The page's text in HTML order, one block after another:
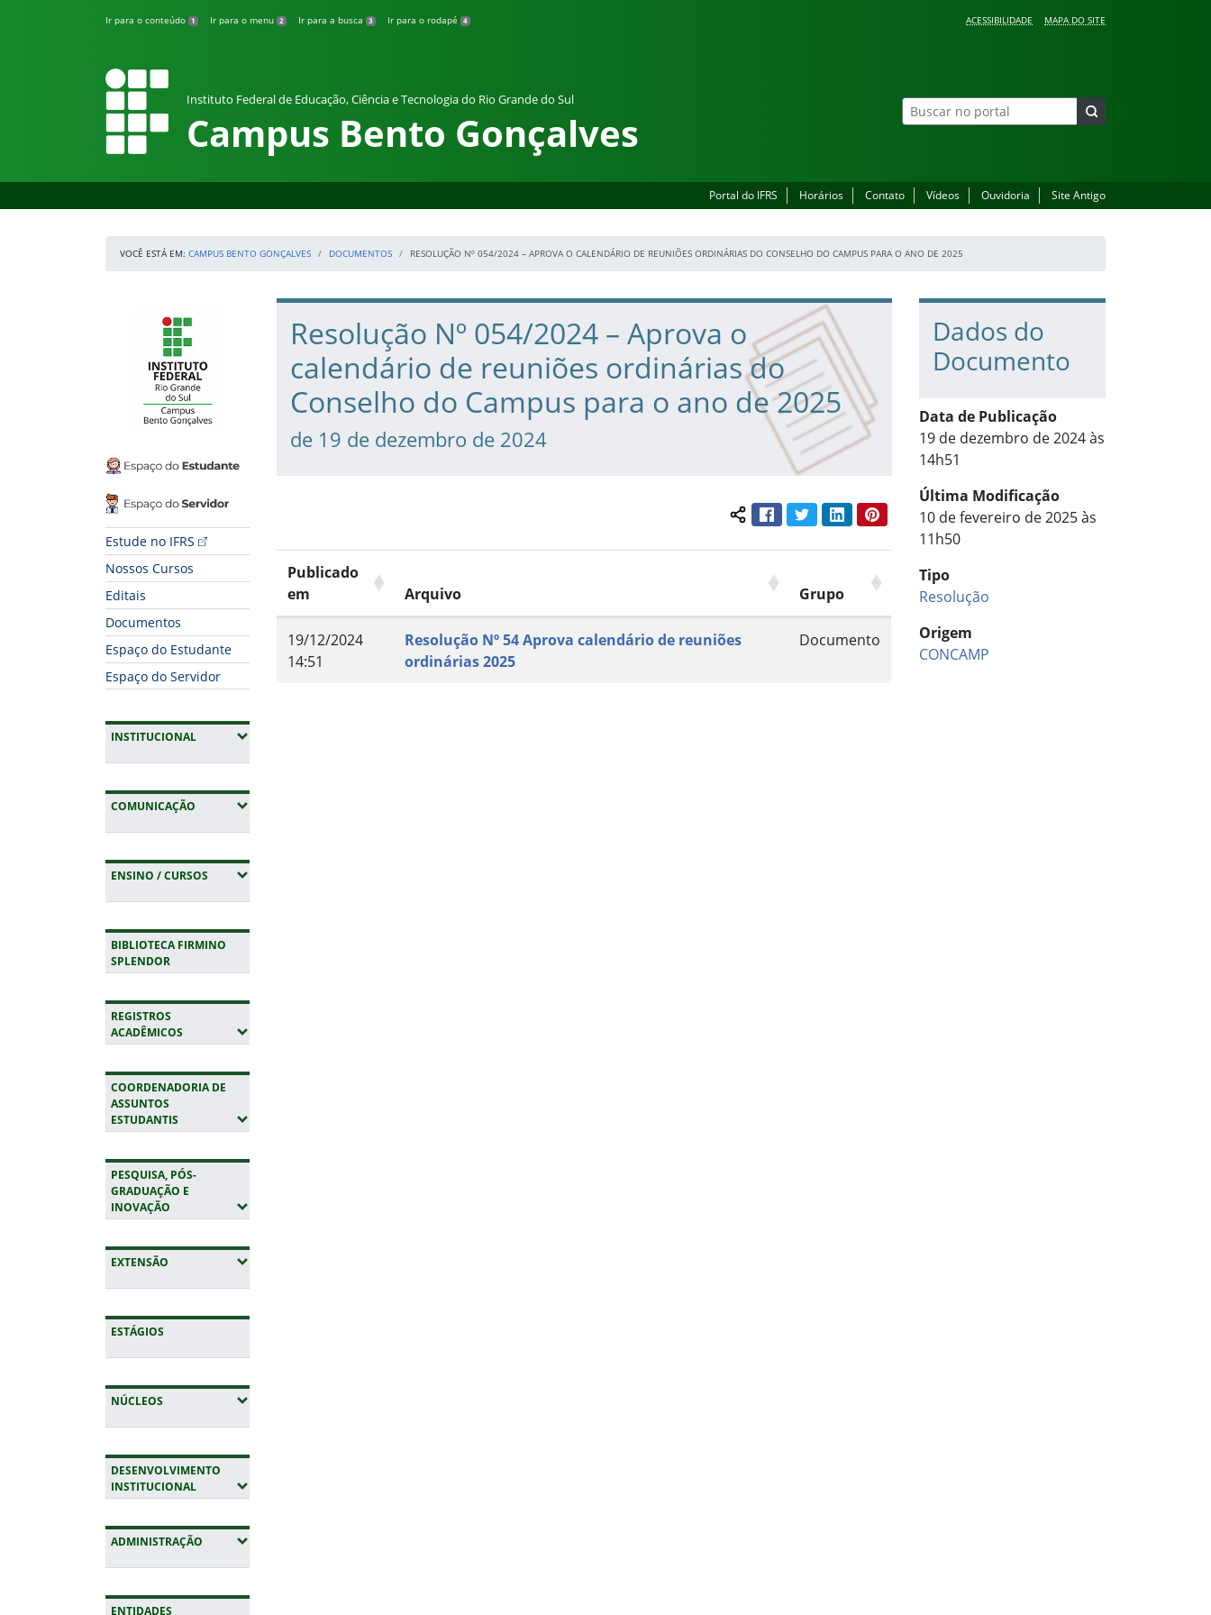
Ir para o conteúdo 1 Ir para o menu 2 Ir para a busca 3 Ir para o rodapé 4 ACESSIBILIDADE MAPA DO SITE
Instituto Federal de Educação, Ciência e Tecnologia do Rio Grande do Sul
Campus Bento Gonçalves
Portal do IFRS Horários Contato Vídeos Ouvidoria Site Antigo
VOCÊ ESTÁ EM: CAMPUS BENTO GONÇALVES DOCUMENTOS RESOLUÇÃO Nº 054/2024 – APROVA O CALENDÁRIO DE REUNIÕES ORDINÁRIAS DO CONSELHO DO CAMPUS PARA O ANO DE 2025
Espaço do Estudante
Espaço do Servidor
Estude no IFRS
Nossos Cursos
Editais
Documentos
Espaço do Estudante
Espaço do Servidor
INSTITUCIONAL(EXPANDIR SUBMENUS)
COMUNICAÇÃO (EXPANDIR SUBMENUS)
ENSINO / CURSOS (EXPANDIR SUBMENUS)
BIBLIOTECA FIRMINO
SPLENDOR
REGISTROS
ACADÊMICOS (EXPANDIR SUBMENUS)
COORDENADORIA DE
ASSUNTOS
ESTUDANTIS (EXPANDIR SUBMENUS)
PESQUISA, PÓS-
GRADUAÇÃO E
INOVAÇÃO (EXPANDIR SUBMENUS)
EXTENSÃO (EXPANDIR SUBMENUS)
ESTÁGIOS
NÚCLEOS (EXPANDIR SUBMENUS)
DESENVOLVIMENTO
INSTITUCIONAL(EXPANDIR SUBMENUS)
ADMINISTRAÇÃO (EXPANDIR SUBMENUS)
ENTIDADES
Início do conteúdo
Resolução Nº 054/2024 – Aprova o
calendário de reuniões ordinárias do
Conselho do Campus para o ano de 2025
de 19 de dezembro de 2024
Compartilhar conteúdo:
FacebookTwitterLinkedInPinterest
Publicado
em
Arquivo Grupo
19/12/2024
14:51
Resolução Nº 54 Aprova calendário de reuniões
ordinárias 2025
Documento
Dados do
Documento
Data de Publicação
19 de dezembro de 2024 às
14h51
Última Modificação
10 de fevereiro de 2025 às
11h50
Tipo
Resolução
Origem
CONCAMP